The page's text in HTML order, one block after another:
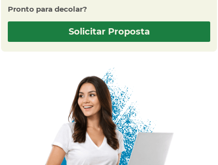
Pronto para decolar?
Solicitar Proposta